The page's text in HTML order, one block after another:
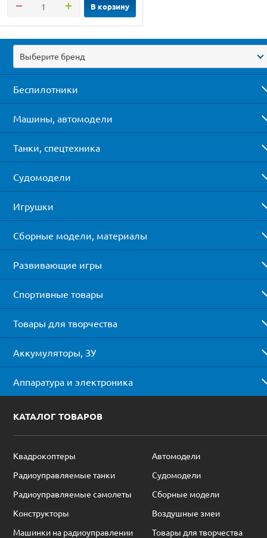
В корзину
Выберите бренд
Беспилотники
Машины, автомодели
Танки, спецтехника
Судомодели
Игрушки
Сборные модели, материалы
Развивающие игры
Спортивные товары
Товары для творчества
Аккумуляторы, ЗУ
Аппаратура и электроника
КАТАЛОГ ТОВАРОВ
Квадрокоптеры
Автомодели
Радиоуправляемые танки
Судомодели
Радиоуправляемые самолеты
Сборные модели
Конструкторы
Воздушные змеи
Машинки на радиоуправлении
Товары для творчества